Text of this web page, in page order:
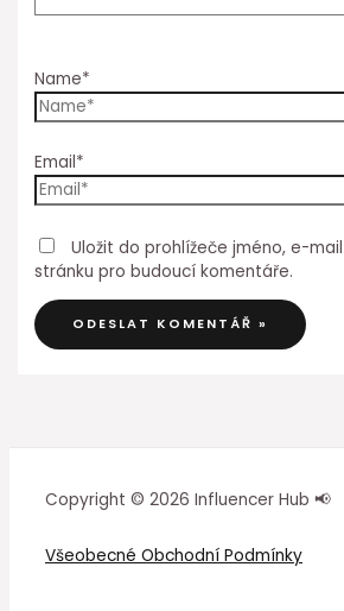
Name*
Email*
Uložit do prohlížeče jméno, e-
stránku pro budoucí komentáře.
Copyright © 2026 Influencer Hub 📢
Všeobecné Obchodní Podmínky